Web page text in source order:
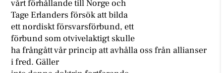
vårt förhållande till Norge och
Tage Erlanders försök att bilda
ett nordiskt försvarsförbund, ett
förbund som otvivelaktigt skulle
ha frångått vår princip att avhålla oss från allianser
i fred. Gäller